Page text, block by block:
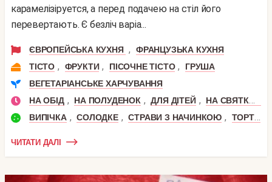
карамелізіруется, а перед подачею на стіл його
перевертають. Є безліч варіа...
ЄВРОПЕЙСЬКА КУХНЯ ,
ФРАНЦУЗЬКА КУХНЯ
ТІСТО , ФРУКТИ , ПІСОЧНЕ ТІСТО ,
ГРУША
ВЕГЕТАРІАНСЬКЕ ХАРЧУВАННЯ
НА ОБІД , НА ПОЛУДЕНОК , ДЛЯ ДІТЕЙ ,
НА СВЯТКОВИЙ СТІЛ
ВИПІЧКА , СОЛОДКЕ , СТРАВИ З НАЧИНКОЮ , ТОРТИ
ЧИТАТИ ДАЛІ